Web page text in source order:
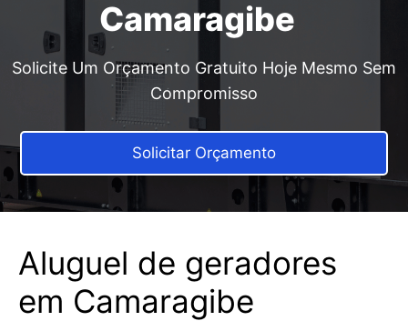
Camaragibe
Solicite Um Orçamento Gratuito Hoje Mesmo Sem
Compromisso
Solicitar Orçamento
Aluguel de geradores
em Camaragibe